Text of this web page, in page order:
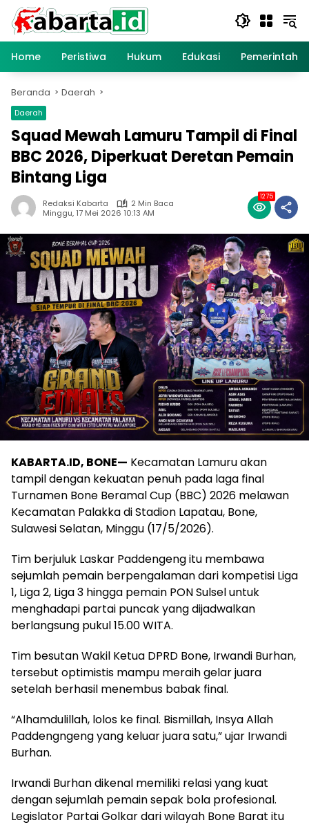
Langsung
konten
Home
Peristiwa Hukum Edukasi
Beranda Daerah
Daerah
Squad Mewah Lamuru Tampil di Final
BBC 2026, Diperkuat Deretan Pemain
Bintang Liga
Redaksi Kabarta
2 Min Baca
Minggu, 17 Mei 2026 10:13 AM
1275
KABARTA.ID, BONE— Kecamatan Lamuru akan
tampil dengan kekuatan penuh pada laga final
Turnamen Bone Beramal Cup (BBC) 2026 melawan
Kecamatan Palakka di Stadion Lapatau, Bone,
Sulawesi Selatan, Minggu (17/5/2026).
Tim berjuluk Laskar Paddengeng itu membawa
sejumlah pemain berpengalaman dari kompetisi Liga
1, Liga 2, Liga 3 hingga pemain PON Sulsel untuk
menghadapi partai puncak yang dijadwalkan
berlangsung pukul 15.00 WITA.
Tim besutan Wakil Ketua DPRD Bone, Irwandi Burhan,
tersebut optimistis mampu meraih gelar juara
setelah berhasil menembus babak final.
“Alhamdulillah, lolos ke final. Bismillah, Insya Allah
Paddengngeng yang keluar juara satu,” ujar Irwandi
Burhan.
Irwandi Burhan dikenal memiliki relasi yang kuat
dengan sejumlah pemain sepak bola profesional.
Legislator Partai Golkar dari wilayah Bone Barat itu